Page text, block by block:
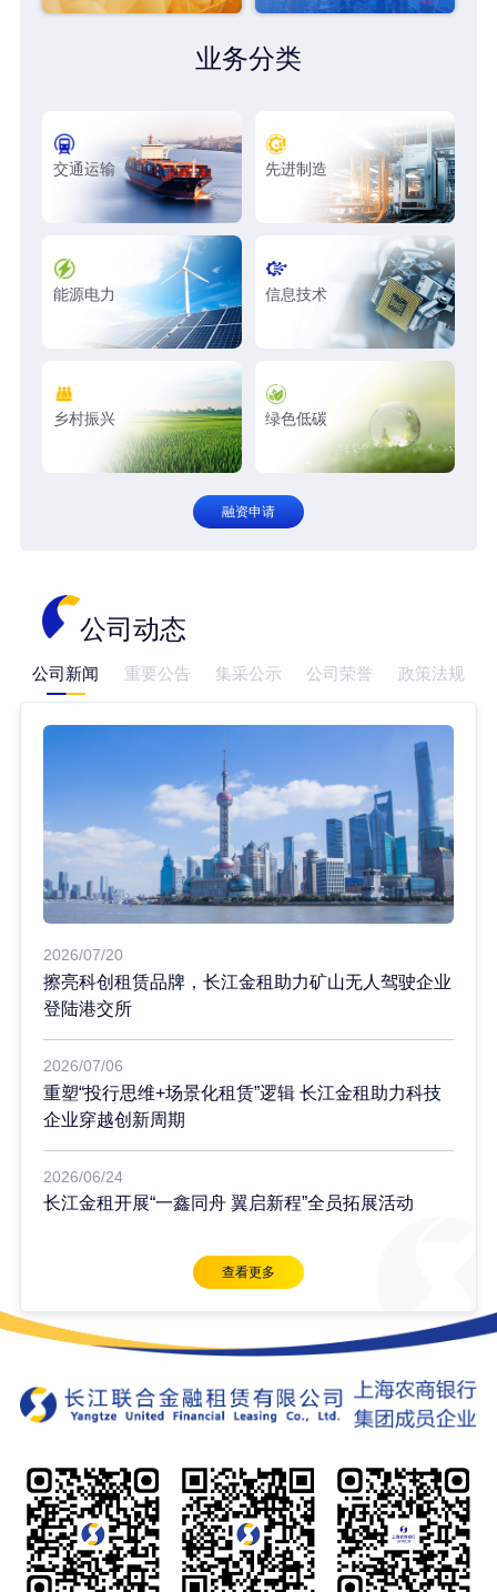
业务分类
交通运输 先进制造
能源电力 信息技术
乡村振兴 绿色低碳
融资申请
公司动态
公司新闻 重要公告 集采公示 公司荣誉 政策法规
2026/07/20
擦亮科创租赁品牌，长江金租助力矿山无人驾驶企业
登陆港交所
2026/07/06
重塑“投行思维+场景化租赁”逻辑 长江金租助力科技
企业穿越创新周期
2026/06/24
长江金租开展“一鑫同舟 翼启新程”全员拓展活动
查看更多